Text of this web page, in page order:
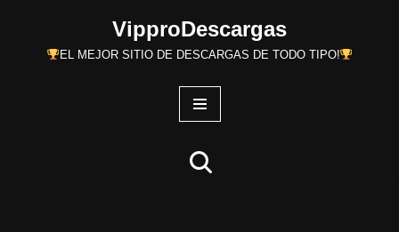
VipproDescargas
EL MEJOR SITIO DE DESCARGAS DE TODO TIPO!